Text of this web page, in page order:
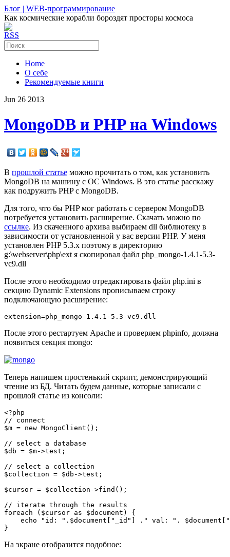
Блог | WEB-программирование
Как космические корабли бороздят просторы космоса
RSS
Home
О себе
Рекомендуемые книги
Jun 26 2013
MongoDB и PHP на Windows
В прошлой статье можно прочитать о том, как установить
MongoDB на машину с ОС Windows. В это статье расскажу
как подружить PHP с MongoDB.
Для того, что бы PHP мог работать с сервером MongoDB
потребуется установить расширение. Скачать можно по
ссылке. Из скаченного архива выбираем dll библиотеку в
зависимости от установленной у вас версии PHP. У меня
установлен PHP 5.3.x поэтому в директорию
g:\webserver\php\ext я скопировал файл php_mongo-1.4.1-5.3-
vc9.dll
После этого необходимо отредактировать файл php.ini в
секцию Dynamic Extensions прописываем строку
подключающую расширение:
После этого рестартуем Apache и проверяем phpinfo, должна
появиться секция mongo:
Теперь напишем простенький скрипт, демонстрирующий
чтение из БД. Читать будем данные, которые записали с
прошлой статье из консоли:
<?php
// connect
$m = new MongoClient();
// select a database
$db = $m->test;
// select a collection
$collection = $db->test;
$cursor = $collection->find();
// iterate through the results
foreach ($cursor as $document) {
echo "id: ".$document["_id"] ." val: ".
На экране отобразится подобное: